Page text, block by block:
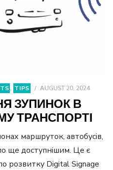
, TIPS / AUGUST 20, 2024
ЗУПИНОК В
ТРАНСПОРТІ
маршруток, автобусів,
ще доступнішим. Це є
розвитку Digital Signage